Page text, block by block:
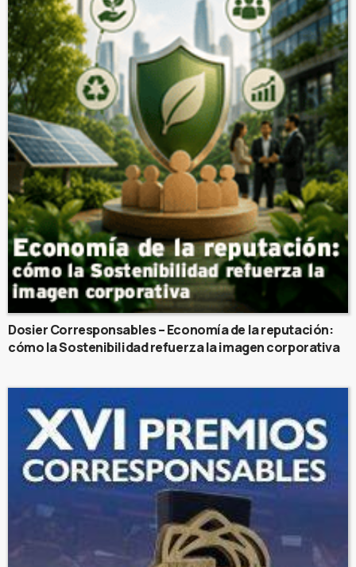
Dosier Corresponsables – Economía de la reputación:
cómo la Sostenibilidad refuerza la imagen corporativa